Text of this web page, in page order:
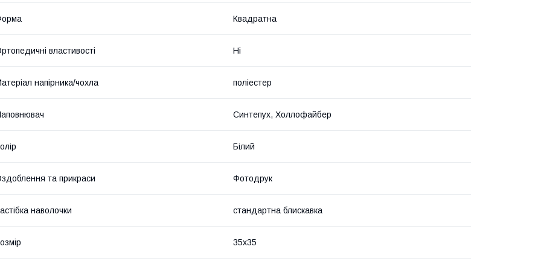
Квадратна
властивості Ні
напірника/чохла поліестер
Синтепух, Холлофайбер
Білий
та прикраси Фотодрук
наволочки стандартна блискавка
35x35